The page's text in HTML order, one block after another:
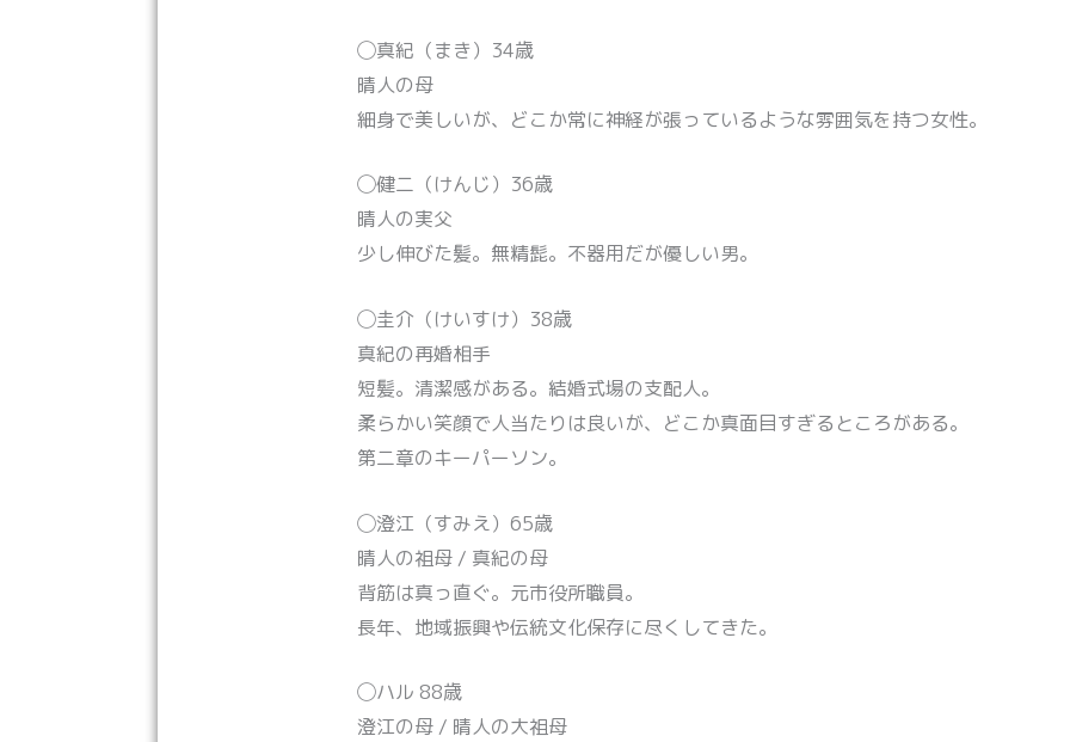
◯真紀（まき）34歳
晴人の母
細身で美しいが、どこか常に神経が張っているような雰囲気を持つ女性。
◯健二（けんじ）36歳
晴人の実父
少し伸びた髪。無精髭。不器用だが優しい男。
◯圭介（けいすけ）38歳
真紀の再婚相手
短髪。清潔感がある。結婚式場の支配人。
柔らかい笑顔で人当たりは良いが、どこか真面目すぎるところがある。
第二章のキーパーソン。
◯澄江（すみえ）65歳
晴人の祖母 / 真紀の母
背筋は真っ直ぐ。元市役所職員。
長年、地域振興や伝統文化保存に尽くしてきた。
◯ハル 88歳
澄江の母 / 晴人の大祖母